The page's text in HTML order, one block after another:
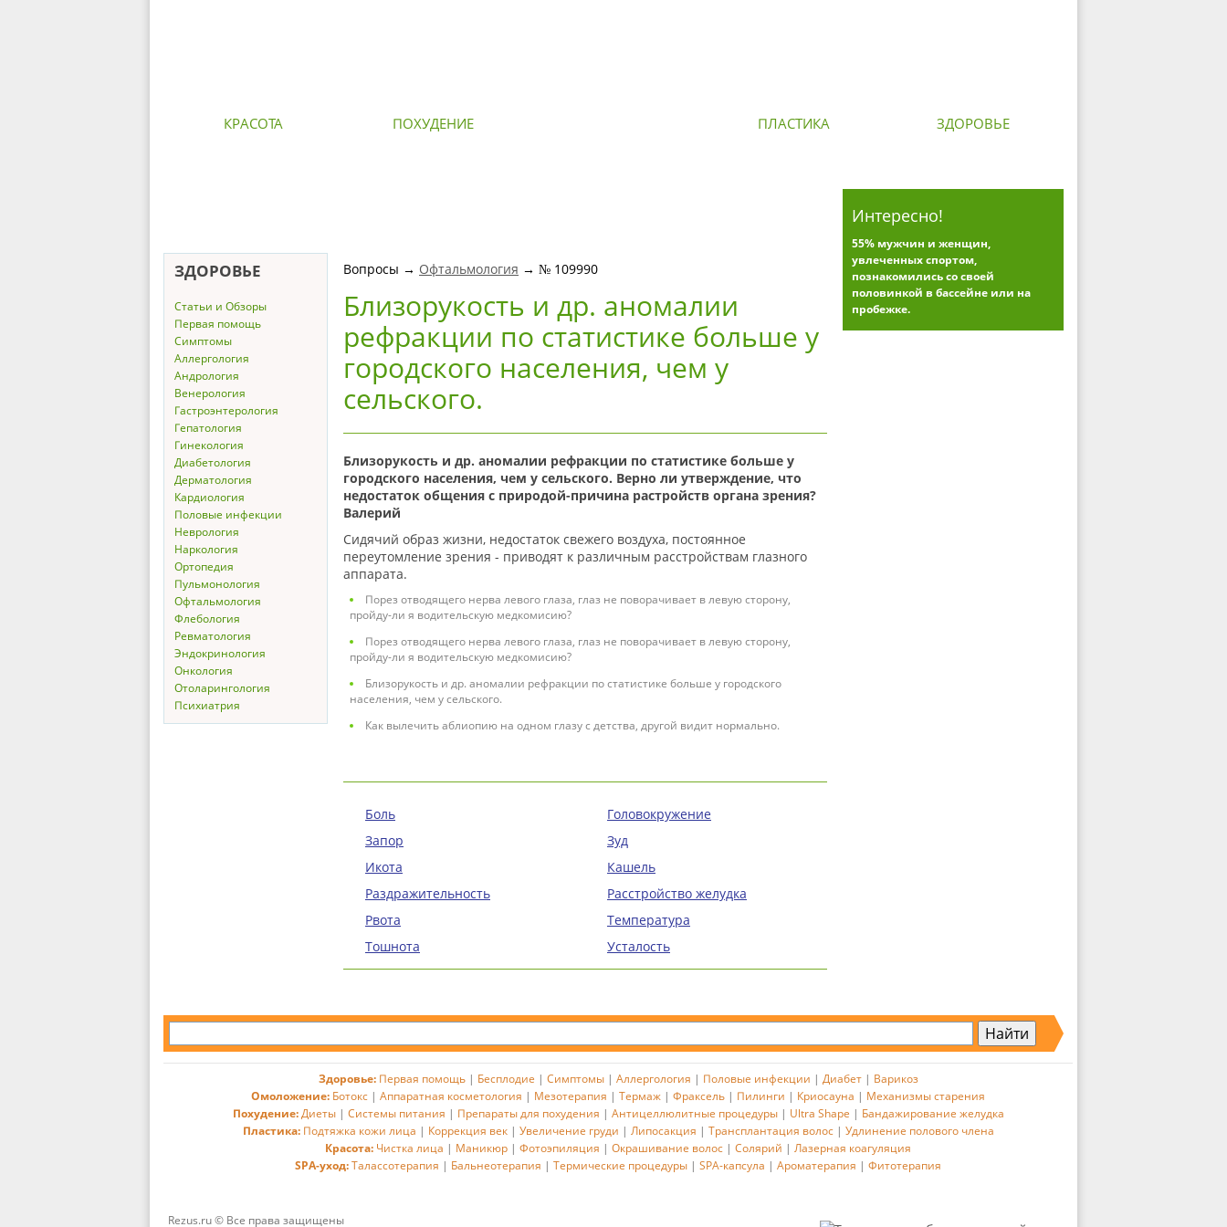
КРАСОТА ПОХУДЕНИЕ ПЛАСТИКА ЗДОРОВЬЕ
Интересно!
55% мужчин и женщин,
увлеченных спортом,
познакомились со своей
половинкой в бассейне или на
пробежке.
ЗДОРОВЬЕ
Статьи и Обзоры
Первая помощь
Симптомы
Аллергология
Андрология
Венерология
Гастроэнтерология
Гепатология
Гинекология
Диабетология
Дерматология
Кардиология
Половые инфекции
Неврология
Наркология
Ортопедия
Пульмонология
Офтальмология
Флебология
Ревматология
Эндокринология
Онкология
Отоларингология
Психиатрия
Вопросы → Офтальмология → № 109990
Близорукость и др. аномалии
рефракции по статистике больше у
городского населения, чем у
сельского.
Близорукость и др. аномалии рефракции по статистике больше у
городского населения, чем у сельского. Верно ли утверждение, что
недостаток общения с природой-причина растройств органа зрения?
Валерий
Сидячий образ жизни, недостаток свежего воздуха, постоянное
переутомление зрения - приводят к различным расстройствам глазного
аппарата.
Порез отводящего нерва левого глаза, глаз не поворачивает в левую сторону,
пройду-ли я водительскую медкомисию?
Порез отводящего нерва левого глаза, глаз не поворачивает в левую сторону,
пройду-ли я водительскую медкомисию?
Близорукость и др. аномалии рефракции по статистике больше у городского
населения, чем у сельского.
Как вылечить аблиопию на одном глазу с детства, другой видит нормально.
Боль
Головокружение
Запор
Зуд
Икота
Кашель
Раздражительность
Расстройство желудка
Рвота
Температура
Тошнота
Усталость
Здоровье: Первая помощь| Бесплодие | Симптомы| Аллергология | Половые инфекции | Диабет| Варикоз
Омоложение: Ботокс | Аппаратная косметология | Мезотерапия | Термаж | Фраксель | Пилинги | Криосауна | Механизмы старения
Похудение: Диеты| Системы питания | Препараты для похудения | Антицеллюлитные процедуры| Ultra Shape | Бандажирование желудка
Пластика: Подтяжка кожи лица | Коррекция век| Увеличение груди | Липосакция | Трансплантация волос| Удлинение полового члена
Красота: Чистка лица | Маникюр | Фотоэпиляция | Окрашивание волос | Солярий | Лазерная коагуляция
SPA-уход:Талассотерапия | Бальнеотерапия | Термические процедуры | SPA-капсула | Ароматерапия | Фитотерапия
Rezus.ru © Все права защищены